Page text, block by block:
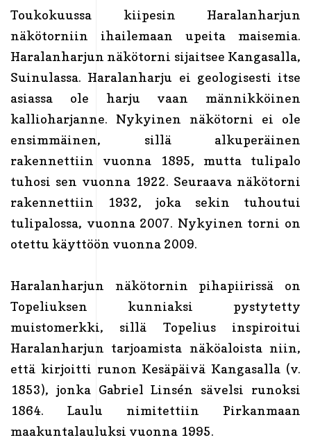
Toukokuussa kiipesin Haralanharjun
näkötorniin ihailemaan upeita maisemia.
Haralanharjun näkötorni sijaitsee Kangasalla,
Suinulassa. Haralanharju ei geologisesti itse
asiassa ole harju vaan männikköinen
kallioharjanne. Nykyinen näkötorni ei ole
ensimmäinen, sillä alkuperäinen
rakennettiin vuonna 1895, mutta tulipalo
tuhosi sen vuonna 1922. Seuraava näkötorni
rakennettiin 1932, joka sekin tuhoutui
tulipalossa, vuonna 2007. Nykyinen torni on
otettu käyttöön vuonna 2009.
Haralanharjun näkötornin pihapiirissä on
Topeliuksen kunniaksi pystytetty
muistomerkki, sillä Topelius inspiroitui
Haralanharjun tarjoamista näköaloista niin,
että kirjoitti runon Kesäpäivä Kangasalla (v.
1853), jonka Gabriel Linsén sävelsi runoksi
1864. Laulu nimitettiin Pirkanmaan
maakuntalauluksi vuonna 1995.